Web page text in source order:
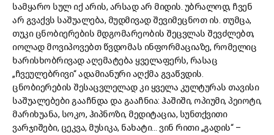
სამყარო სულ იქ არის, არსად არ მიდის. უბრალოდ, ჩვენ
არ გვაქვს საშუალება, მუდმივად შევიმეცნოთ ის. თუმცა,
თუკი ცნობიერების მდგომარეობის შეცვლას შევძლებთ,
იოლად მოვიპოვებთ წვდომას ინფორმაციაზე, რომელიც
ხარისხობრივად აღემატება ყველაფერს, რასაც
„ჩვეულებრივი“ ადამიანური აღქმა გვაწვდის.
ცნობიერების შესაცვლელად კი ყველა კულტურას თავისი
საშუალებები გააჩნდა და გააჩნია: ჰაშიში, ოპიუმი, პეიოტი,
მარიხუანა, სოკო, ჰიპნოზი, მედიტაცია, სუნთქვითი
ვარჯიშები, ცეკვა, მუსიკა, ნახატი… ვინ რითი „გადის“ –